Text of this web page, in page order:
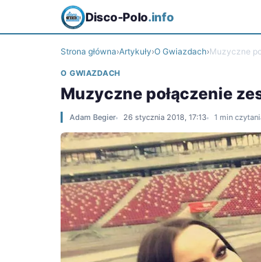
Disco-Polo.info
Strona główna›Artykuły›O Gwiazdach›Muzyczne
O GWIAZDACH
Muzyczne połączenie
Adam Begier 26 stycznia 2018, 17:13 1 min